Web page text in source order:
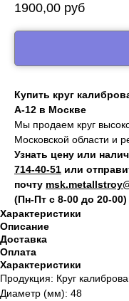
1900,00 руб
Купить круг
А-12 в Москве
Мы продаем круг
Московской области и
Узнать цену или
714‑40-51 или
почту
(Пн-Пт с 8-00 до 20-00)
Характеристики
Описание
Доставка
Оплата
Характеристики
Продукция: Круг
Диаметр (мм): 48